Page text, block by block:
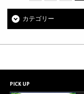
カテゴリー
PICK UP